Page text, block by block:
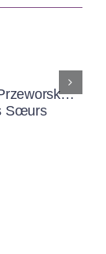
Sœurs